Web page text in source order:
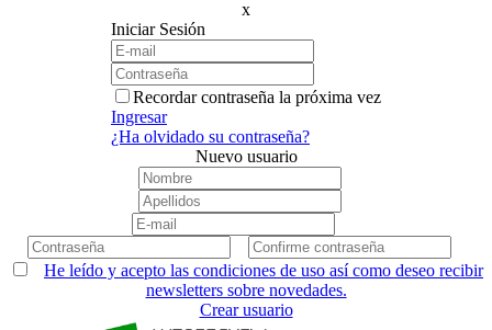
x
Iniciar Sesión
Recordar contraseña la próxima vez
Ingresar
¿Ha olvidado su contraseña?
Nuevo usuario
He leído y acepto las condiciones de uso así como deseo recibir
newsletters sobre novedades.
Crear usuario